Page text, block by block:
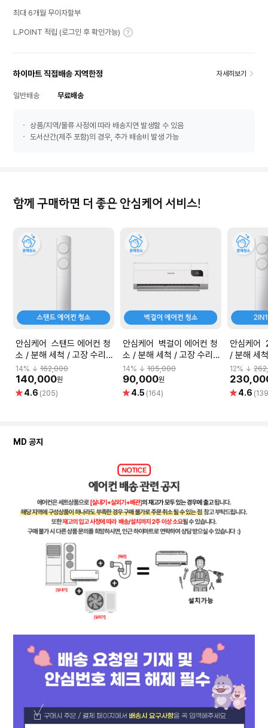
최대 6개월 무이자할부
L.POINT 적립 (로그인 후 확인가능)
하이마트 직접배송 지역한정 자세히보기
일반배송 무료배송
상품/지역/물류 사정에 따라 배송지연 발생할 수 있음
도서산간(제주 포함)의 경우, 추가 배송비 발생 가능
함께 구매하면 더 좋은 안심케어 서비스!
안심케어 스탠드 에어컨 청
소 / 분해 세척 / 고장 수리
보장
14% ↓ 162,000
140,000원
별 4.6 (205)
안심케어 벽걸이 에어컨 청
소 / 분해 세척 / 고장 수리
보장
14% ↓105,000
90,000원
별 4.5 (164)
안심케어
/ 분해 세
12% ↓
별 4.6
MD 공지